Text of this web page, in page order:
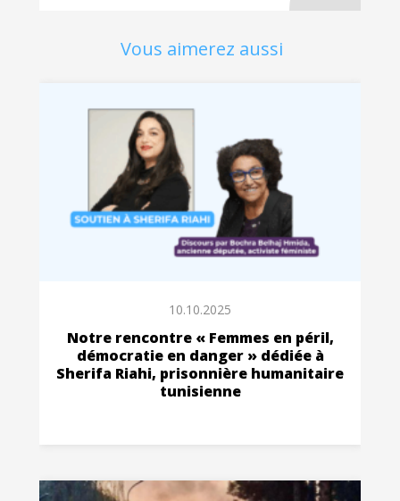
Vous aimerez aussi
10.10.2025
Notre rencontre « Femmes en péril,
démocratie en danger » dédiée à
Sherifa Riahi, prisonnière humanitaire
tunisienne